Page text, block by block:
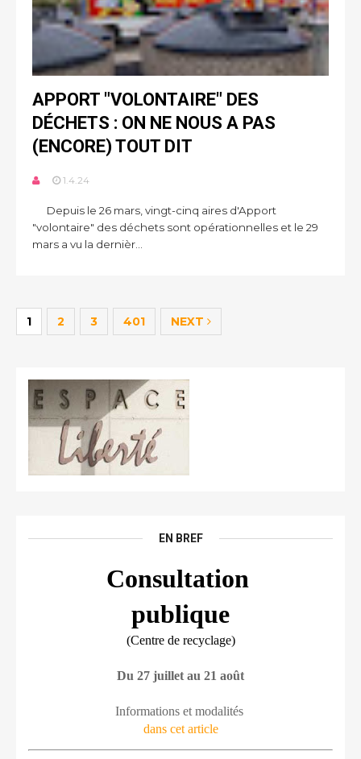
APPORT "VOLONTAIRE" DES
DÉCHETS : ON NE NOUS A PAS
(ENCORE) TOUT DIT
1.4.24
Depuis le 26 mars, vingt-cinq aires d'Apport
"volontaire" des déchets sont opérationnelles et le 29
mars a vu la dernièr...
1 2 3 401 NEXT
EN BREF
Consultation
publique
(Centre de recyclage)
Du 27 juillet au 21 août
Informations et modalités
dans cet article